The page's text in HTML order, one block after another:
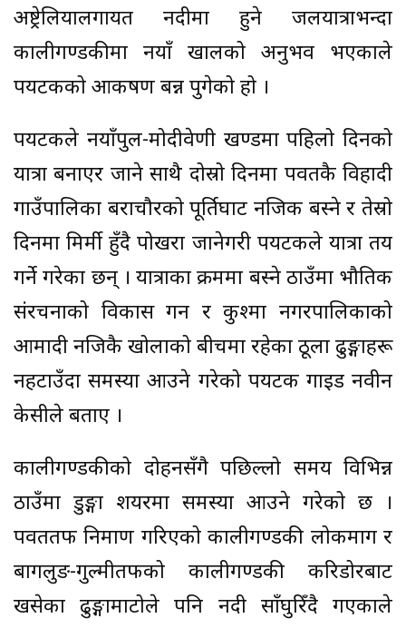
अष्ट्रेलियालगायत नदीमा हुने जलयात्राभन्दा
कालीगण्डकीमा नयाँ खालको अनुभव भएकाले
पर्यटकको आकर्षण बन्न पुगेको हो ।
पर्यटकले नयाँपुल-मोदीवेणी खण्डमा पहिलो दिनको
यात्रा बनाएर जाने साथै दोस्रो दिनमा पर्वतकै विहादी
गाउँपालिका बर्राचौरको पूर्तिघाट नजिक बस्ने र तेस्रो
दिनमा मिर्मी हुँदै पोखरा जानेगरी पर्यटकले यात्रा तय
गर्ने गरेका छन् । यात्राका क्रममा बस्ने ठाउँमा भौतिक
संरचनाको विकास गर्न र कुश्मा नगरपालिकाको
आर्मादी नजिकै खोलाको बीचमा रहेका ठूला ढुङ्गाहरू
नहटाउँदा समस्या आउने गरेको पर्यटक गाइड नवीन
केसीले बताए ।
कालीगण्डकीको दोहनसँगै पछिल्लो समय विभिन्न
ठाउँमा डुङ्गा शयरमा समस्या आउने गरेको छ ।
पर्वततर्फ निर्माण गरिएको कालीगण्डकी लोकमार्ग र
बागलुङ-गुल्मीतर्फको कालीगण्डकी करिडोरबाट
खसेका ढुङ्गामाटोले पनि नदी साँघुरिँदै गएकाले